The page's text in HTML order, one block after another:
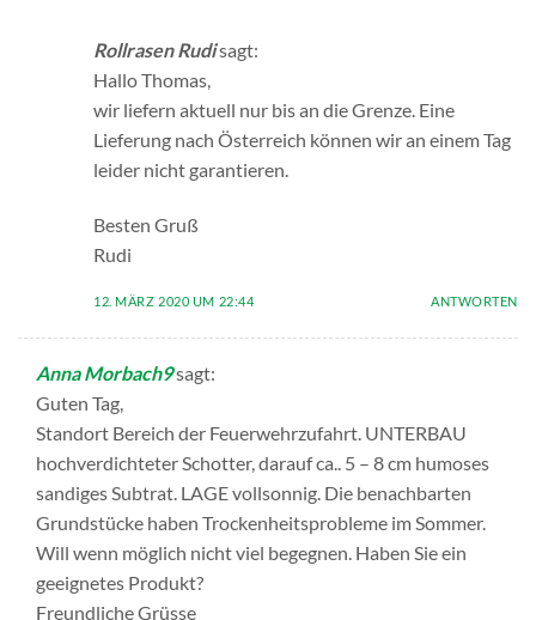
Rollrasen Rudisagt:
Hallo Thomas,
wir liefern aktuell nur bis an die Grenze. Eine
Lieferung nach Österreich können wir an einem Tag
leider nicht garantieren.
Besten Gruß
Rudi
12. MÄRZ 2020 UM 22:44 ANTWORTEN
Anna Morbach9sagt:
Guten Tag,
Standort Bereich der Feuerwehrzufahrt. UNTERBAU
hochverdichteter Schotter, darauf ca.. 5 – 8 cm humoses
sandiges Subtrat. LAGE vollsonnig. Die benachbarten
Grundstücke haben Trockenheitsprobleme im Sommer.
Will wenn möglich nicht viel begegnen. Haben Sie ein
geeignetes Produkt?
Freundliche Grüsse